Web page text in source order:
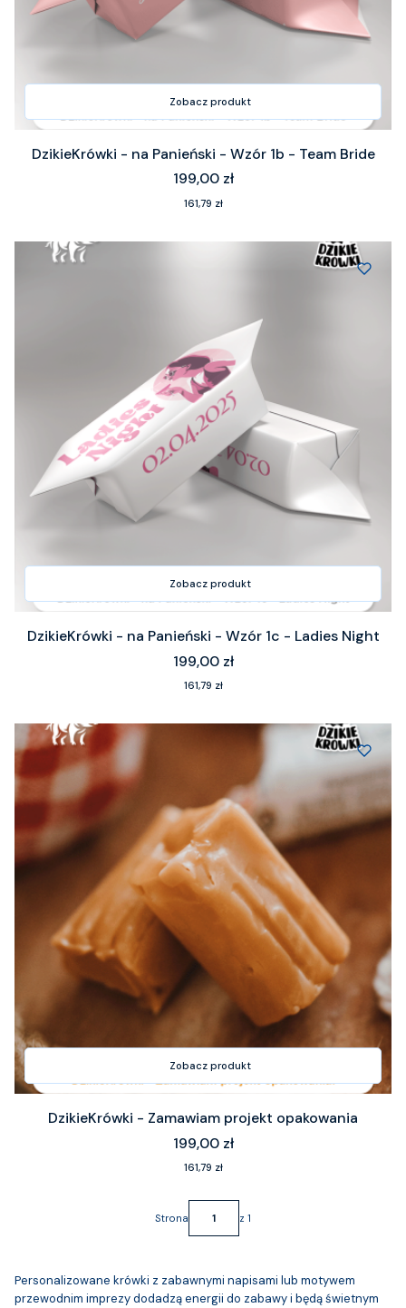
Zobacz produkt
DzikieKrówki - na Panieński - Wzór 1b - Team Bride
Cena
199,00 zł
Cena
161,79 zł
Zobacz produkt
DzikieKrówki - na Panieński - Wzór 1c - Ladies Night
Cena
199,00 zł
Cena
161,79 zł
Zobacz produkt
DzikieKrówki - Zamawiam projekt opakowania
Cena
199,00 zł
Cena
161,79 zł
Strona z 1
Personalizowane krówki z zabawnymi napisami lub motywem
przewodnim imprezy dodadzą energii do zabawy i będą świetnym